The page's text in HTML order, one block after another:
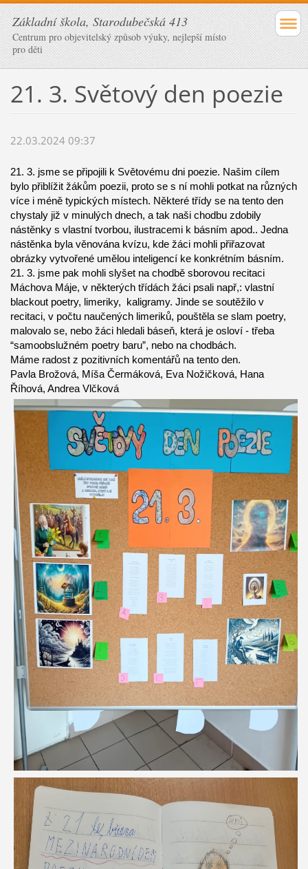
Základní škola, Starodubečská 413
Centrum pro objevitelský způsob výuky, nejlepší místo
pro děti
21. 3. Světový den poezie
22.03.2024 09:37
21. 3. jsme se připojili k Světovému dni poezie. Našim cílem
bylo přiblížit žákům poezii, proto se s ní mohli potkat na různých
více i méně typických místech. Některé třídy se na tento den
chystaly již v minulých dnech, a tak naši chodbu zdobily
nástěnky s vlastní tvorbou, ilustracemi k básním apod.. Jedna
nástěnka byla věnována kvízu, kde žáci mohli přiřazovat
obrázky vytvořené umělou inteligencí ke konkrétním básním.
21. 3. jsme pak mohli slyšet na chodbě sborovou recitaci
Máchova Máje, v některých třídách žáci psali např,: vlastní
blackout poetry, limeriky, kaligramy. Jinde se soutěžilo v
recitaci, v počtu naučených limeriků, pouštěla se slam poetry,
malovalo se, nebo žáci hledali báseň, která je osloví - třeba
“samoobslužném poetry baru”, nebo na chodbách.
Máme radost z pozitivních komentářů na tento den.
Pavla Brožová, Míša Čermáková, Eva Nožičková, Hana
Říhová, Andrea Vlčková